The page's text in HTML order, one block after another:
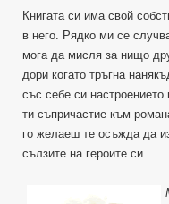
Книгата си има свой
в него. Рядко ми се
мога да мисля за нищо
дори когато тръгна
със себе си
ти съпричастие към
го желаеш те осъжда да
сълзите на героите си.